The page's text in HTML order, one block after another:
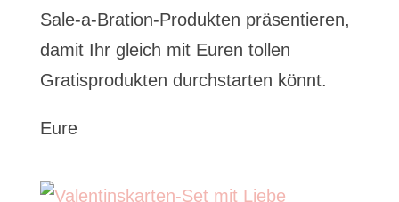
Sale-a-Bration-Produkten präsentieren,
damit Ihr gleich mit Euren tollen
Gratisprodukten durchstarten könnt.
Eure